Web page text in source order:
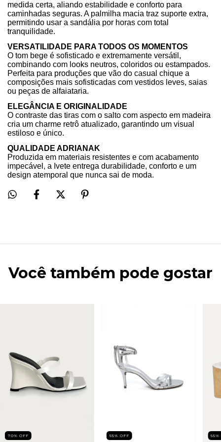
medida certa, aliando estabilidade e conforto para
caminhadas seguras. A palmilha macia traz suporte extra,
permitindo usar a sandália por horas com total
tranquilidade.
VERSATILIDADE PARA TODOS OS MOMENTOS
O tom bege é sofisticado e extremamente versátil,
combinando com looks neutros, coloridos ou estampados.
Perfeita para produções que vão do casual chique a
composições mais sofisticadas com vestidos leves, saias
ou peças de alfaiataria.
ELEGÂNCIA E ORIGINALIDADE
O contraste das tiras com o salto com aspecto em madeira
cria um charme retrô atualizado, garantindo um visual
estiloso e único.
QUALIDADE ADRIANAK
Produzida em materiais resistentes e com acabamento
impecável, a Ivete entrega durabilidade, conforto e um
design atemporal que nunca sai de moda.
Você também pode gostar
70% OFF 55% OFF 55%